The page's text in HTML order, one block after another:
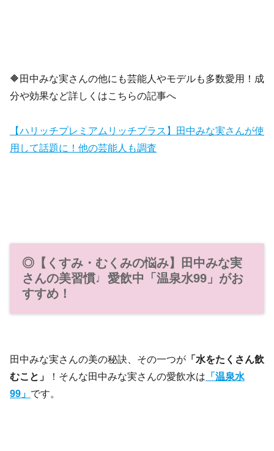
🔶田中みな実さんの他にも芸能人やモデルも多数愛用！成
分や効果など詳しくはこちらの記事へ
【ハリッチプレミアムリッチプラス】田中みな実さんが使
用して話題に！他の芸能人も調査
◎【くすみ・むくみの悩み】田中みな実
さんの美習慣♩愛飲中「温泉水99」がお
すすめ！
田中みな実さんの美の秘訣、その一つが 「水をたくさん飲
むこと」
！そんな田中みな実さんの愛飲水は 「温泉水
99」 です。